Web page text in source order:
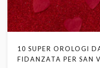
10 SUPER OROLOGI
FIDANZATA PER SAN